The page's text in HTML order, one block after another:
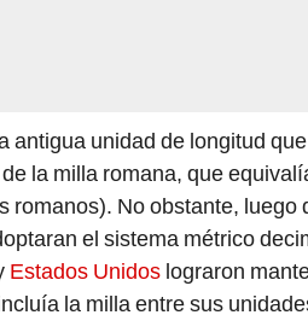
antigua unidad de longitud
la milla romana, que
romanos). No obstante,
el sistema métrico
Estados Unidos lograron
la milla entre sus